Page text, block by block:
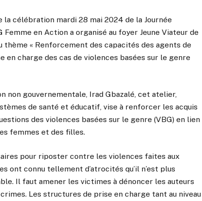
la célébration mardi 28 mai 2024 de la Journée
Femme en Action a organisé au foyer Jeune Viateur de
thème « Renforcement des capacités des agents de
charge des cas de violences basées sur le genre
non gouvernementale, Irad Gbazalé, cet atelier,
de santé et éducatif, vise à renforcer les acquis
des violences basées sur le genre (VBG) en lien
femmes et des filles.
pour riposter contre les violences faites aux
ont connu tellement d’atrocités qu’il n’est plus
Il faut amener les victimes à dénoncer les auteurs
Les structures de prise en charge tant au niveau